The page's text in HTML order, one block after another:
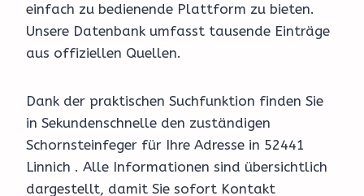
einfach zu bedienende Plattform zu bieten.
Unsere Datenbank umfasst tausende Einträge
aus offiziellen Quellen.
Dank der praktischen Suchfunktion finden Sie
in Sekundenschnelle den zuständigen
Schornsteinfeger für Ihre Adresse in 52441
Linnich . Alle Informationen sind übersichtlich
dargestellt, damit Sie sofort Kontakt